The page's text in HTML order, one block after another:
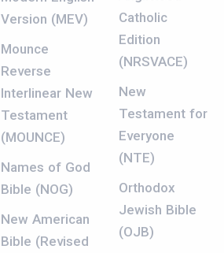
Version (MEV)
Mounce
Reverse
Interlinear New
Testament
(MOUNCE)
Names of God
Bible (NOG)
New American
Bible (Revised
Catholic
Edition
(NRSVACE)
New
Testament for
Everyone
(NTE)
Orthodox
Jewish Bible
(OJB)